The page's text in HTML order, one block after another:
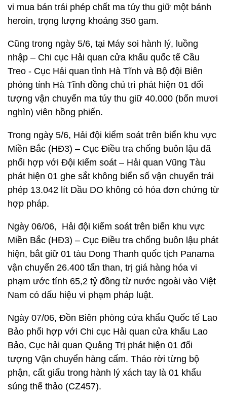
vi mua bán trái phép chất ma túy thu giữ một bánh
heroin, trọng lượng khoảng 350 gam.
Cũng trong ngày 5/6, tại Máy soi hành lý, luồng
nhập – Chi cục Hải quan cửa khẩu quốc tế Cầu
Treo - Cục Hải quan tỉnh Hà Tĩnh và Bộ đội Biên
phòng tỉnh Hà Tĩnh đồng chủ trì phát hiện 01 đối
tượng vận chuyển ma túy thu giữ 40.000 (bốn mươi
nghìn) viên hồng phiến.
Trong ngày 5/6, Hải đội kiểm soát trên biển khu vực
Miền Bắc (HĐ3) – Cục Điều tra chống buôn lậu đã
phối hợp với Đội kiểm soát – Hải quan Vũng Tàu
phát hiện 01 ghe sắt không biển số vận chuyển trái
phép 13.042 lít Dầu DO không có hóa đơn chứng từ
hợp pháp.
Ngày 06/06, Hải đội kiểm soát trên biển khu vực
Miền Bắc (HĐ3) – Cục Điều tra chống buôn lậu phát
hiện, bắt giữ 01 tàu Dong Thanh quốc tịch Panama
vận chuyển 26.400 tấn than, trị giá hàng hóa vi
phạm ước tính 65,2 tỷ đồng từ nước ngoài vào Việt
Nam có dấu hiệu vi phạm pháp luật.
Ngày 07/06, Đồn Biên phòng cửa khẩu Quốc tế Lao
Bảo phối hợp với Chi cục Hải quan cửa khẩu Lao
Bảo, Cục hải quan Quảng Trị phát hiện 01 đối
tượng Vận chuyển hàng cấm. Tháo rời từng bộ
phận, cất giấu trong hành lý xách tay là 01 khẩu
súng thể thảo (CZ457).